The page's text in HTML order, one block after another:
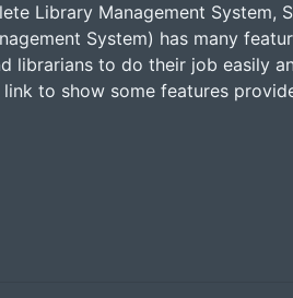
Library Management System,
System) has many
librarians to do their job easily
to show some features